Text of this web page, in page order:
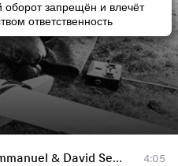
оборот запрещён и влечёт
ответственность
Pacha Mama (Nicola Emmanuel & David Serame - Miriam Stockley)
4:05